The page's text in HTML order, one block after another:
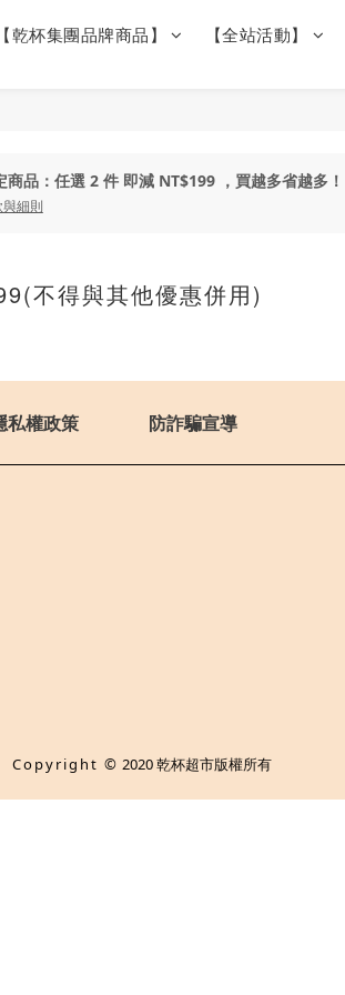
【乾杯集團品牌商品】 【全站活動】
商品：任選 2 件 即減 NT$199 ，買越多省越多！
細則
不得與其他優惠併用)
私權政策 防詐騙宣導
Copyright © 2020 乾杯超市版權所有